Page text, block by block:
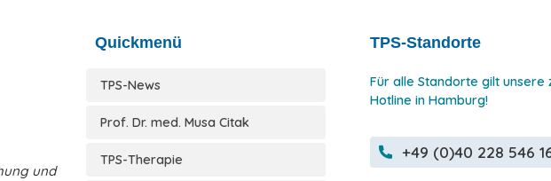
und
Quickmenü
TPS-News
Prof. Dr. med. Musa Citak
TPS-Therapie
TPS-Standorte
Für alle Standorte gilt unsere
Hotline in Hamburg!
+49 (0)40 228 546